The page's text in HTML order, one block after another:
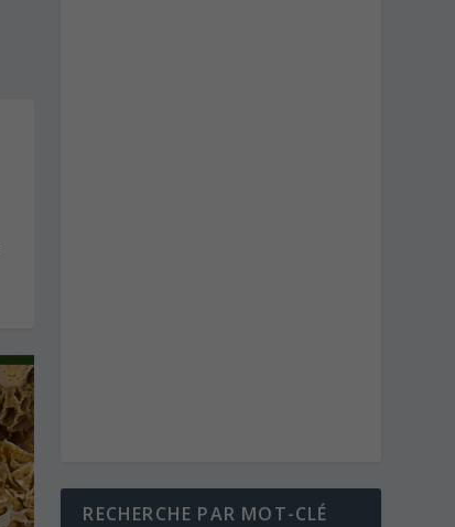
RECHERCHE PAR MOT-CLÉ